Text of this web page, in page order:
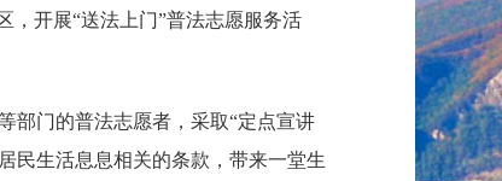
，开展“送法上门”普法志愿服务活
部门的普法志愿者，采取“定点宣讲
民生活息息相关的条款，带来一堂生